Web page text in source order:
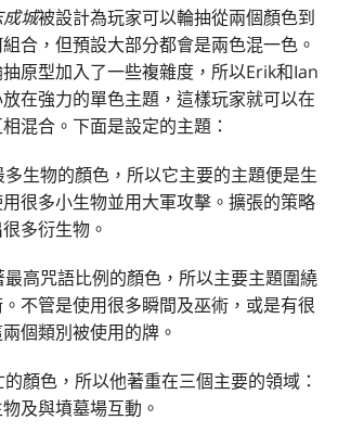
城被設計為玩家可以輪抽從兩個顏色到
合，但預設大部分都會是兩色混一色。
原型加入了一些複雜度，所以Erik和Ian
在強力的單色主題，這樣玩家就可以在
混合。下面是設定的主題：
生物的顏色，所以它主要的主題便是生
很多小生物並用大軍攻擊。擴張的策略
多衍生物。
高咒語比例的顏色，所以主要主題圍繞
不管是使用很多瞬間及巫術，或是有很
個類別被使用的牌。
顏色，所以他著重在三個主要的領域：
及與墳墓場互動。